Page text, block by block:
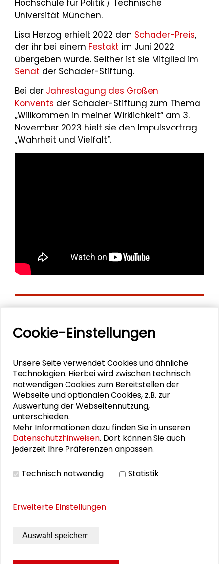
Hochschule für Politik / Technische
Universität München.
Lisa Herzog erhielt 2022 den Schader-Preis,
der ihr bei einem Festakt im Juni 2022
übergeben wurde. Seither ist sie Mitglied im
Senat der Schader-Stiftung.
Bei der Jahrestagung des Großen
Konvents der Schader-Stiftung zum Thema
„Willkommen in meiner Wirklichkeit“ am 3.
November 2023 hielt sie den Impulsvortrag
„Wahrheit und Vielfalt“.
Erika Spiegel
Nicole Deitelhoff
Otfried Jarren
Dorothea Kübler
Steffen Mau
Christoph Möllers
Armin Nassehi
Video ansehen
Cookie-Einstellungen
Unsere Seite verwendet Cookies und ähnliche
Technologien. Hierbei wird zwischen technisch
notwendigen Cookies zum Bereitstellen der
Webseite und optionalen Cookies, z.B. zur
Auswertung der Webseitennutzung,
unterschieden.
Mehr Informationen dazu finden Sie in unseren
Datenschutzhinweisen. Dort können Sie auch
jederzeit Ihre Präferenzen anpassen.
Technisch notwendig Statistik
Erweiterte Einstellungen
Auswahl speichern